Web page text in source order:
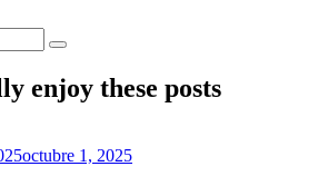
enjoy these posts
octubre 1, 2025